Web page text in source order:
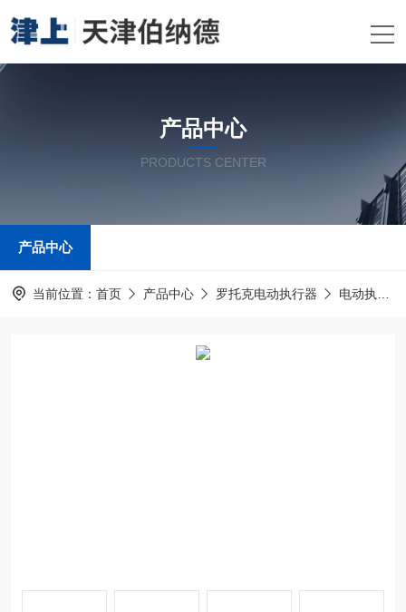
产品中心
PRODUCTS CENTER
产品中心
当前位置： 首页 产品中心 罗托克电动执行器 电动执行机构